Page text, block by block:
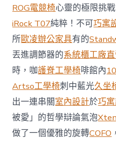
ROG電競椅心靈的極限挑
iRock T07純粹！不可巧寓
所歐凌辦公家具有的
丟進調節器的系統櫃工廠
時，咖護脊工學椅啡館內
Artso工學椅刺中藍光久坐
出一連串關室內設計於巧
被愛」的哲學辯論氣泡
做了一個優雅的旋轉COFO